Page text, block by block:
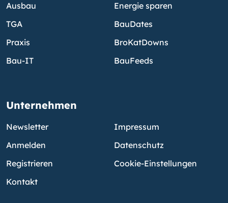
Ausbau
TGA
Praxis
Bau-IT
Energie sparen
BauDates
BroKatDowns
BauFeeds
Unternehmen
Newsletter
Anmelden
Registrieren
Kontakt
Impressum
Datenschutz
Cookie-Einstellungen